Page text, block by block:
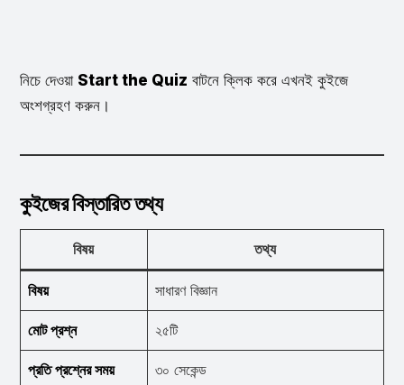
নিচে দেওয়া Start the Quiz বাটনে ক্লিক করে এখনই কুইজে
অংশগ্রহণ করুন।
কুইজের বিস্তারিত তথ্য
বিষয় তথ্য
বিষয় সাধারণ বিজ্ঞান
মোট প্রশ্ন ২৫টি
প্রতি প্রশ্নের সময় ৩০ সেকেন্ড